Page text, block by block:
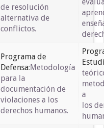
de resolución
alternativa de
conflictos.
Programa de
Defensa: Metodología
para la
documentación de
violaciones a los
derechos humanos.
a
los